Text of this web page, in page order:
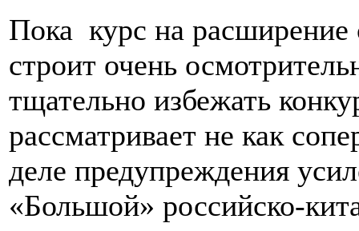
Пока курс на расширение
строит очень
тщательно избежать
рассматривает не как
деле предупреждения
«Большой» российско-